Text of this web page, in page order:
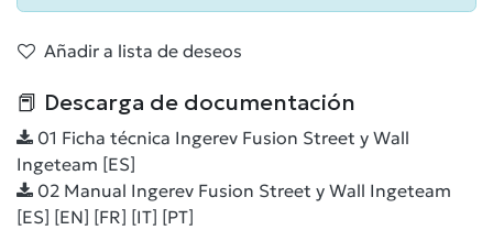
Añadir a lista de deseos
📕 Descarga de documentación
01 Ficha técnica Ingerev Fusion Street y Wall
Ingeteam [ES]
02 Manual Ingerev Fusion Street y Wall Ingeteam
[ES] [EN] [FR] [IT] [PT]